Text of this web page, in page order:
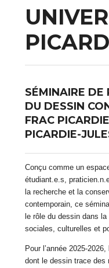
SÉMINAIRE DE
DU DESSIN
FRAC
PICARDIE-
Conçu comme un
étudiant.e.s,
la recherche et la
contemporain, ce
le rôle du dessin dans
sociales, culturelles et
Pour l’année 2025-
dont le dessin trace des